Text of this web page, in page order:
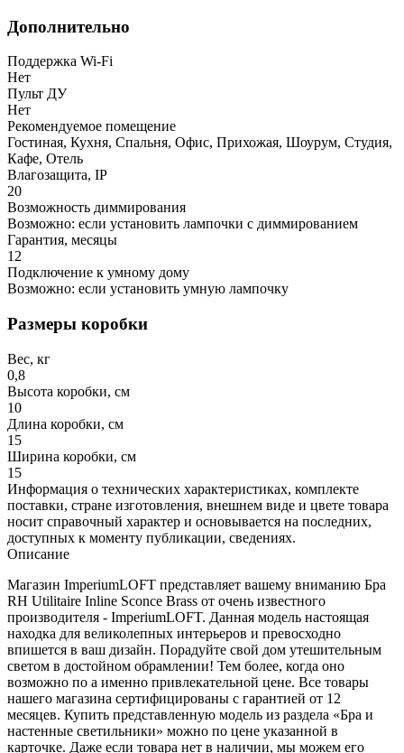
Дополнительно
Поддержка Wi-Fi
Нет
Пульт ДУ
Нет
Рекомендуемое помещение
Гостиная, Кухня, Спальня, Офис, Прихожая, Шоурум, Студия,
Кафе, Отель
Влагозащита, IP
20
Возможность диммирования
Возможно: если установить лампочки с диммированием
Гарантия, месяцы
12
Подключение к умному дому
Возможно: если установить умную лампочку
Размеры коробки
Вес, кг
0,8
Высота коробки, см
10
Длина коробки, см
15
Ширина коробки, см
15
Информация о технических характеристиках, комплекте
поставки, стране изготовления, внешнем виде и цвете товара
носит справочный характер и основывается на последних,
доступных к моменту публикации, сведениях.
Описание
Магазин ImperiumLOFT представляет вашему вниманию Бра
RH Utilitaire Inline Sconce Brass от очень известного
производителя - ImperiumLOFT. Данная модель настоящая
находка для великолепных интерьеров и превосходно
впишется в ваш дизайн. Порадуйте свой дом утешительным
светом в достойном обрамлении! Тем более, когда оно
возможно по а именно привлекательной цене. Все товары
нашего магазина сертифицированы с гарантией от 12
месяцев. Купить представленную модель из раздела «Бра и
настенные светильники» можно по цене указанной в
карточке. Даже если товара нет в наличии, мы можем его